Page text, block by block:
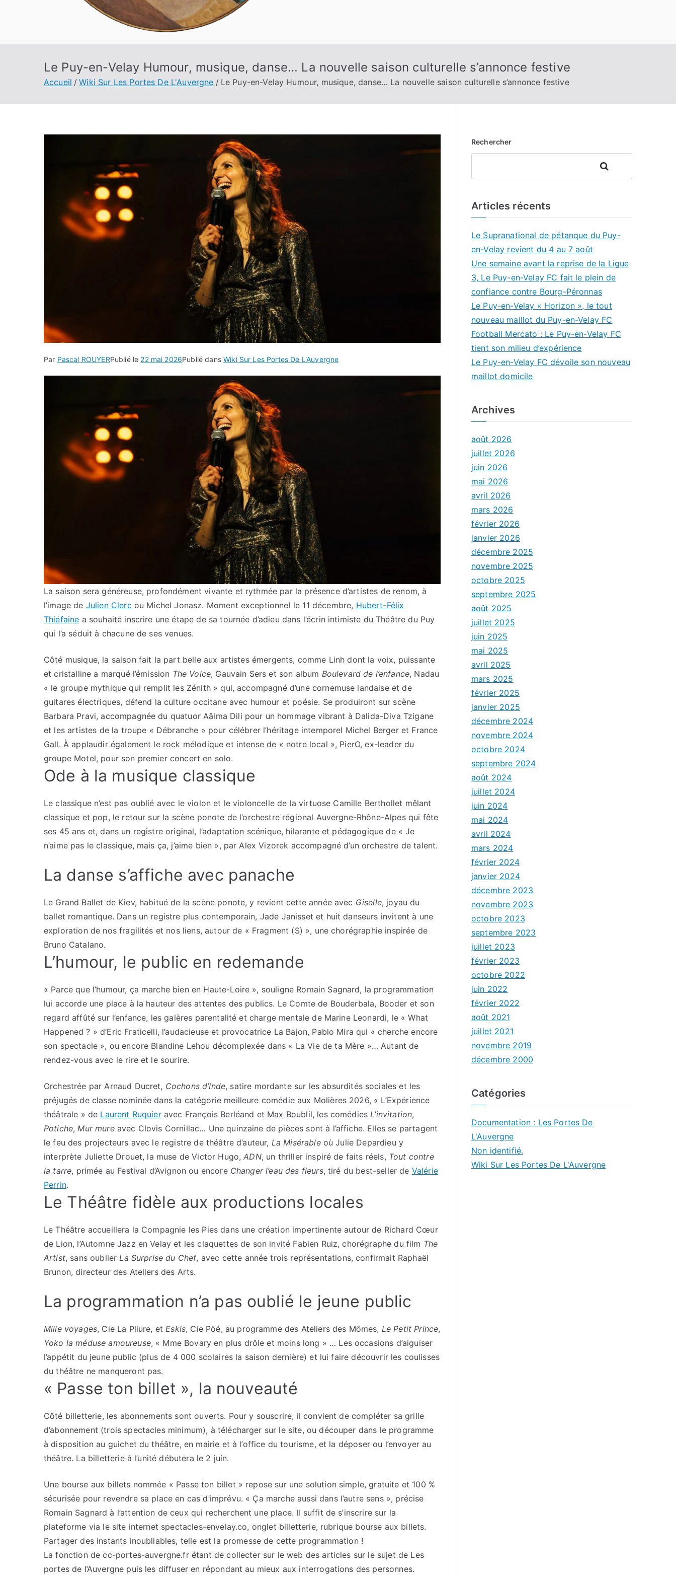
Le Puy-en-Velay Humour, musique, danse… La nouvelle saison culturelle s’annonce festive
Accueil Wiki Sur Les Portes De L'Auvergne Le Puy-en-Velay Humour, musique, danse… La nouvelle saison culturelle s’annonce festive
Par Pascal ROUYERPublié le 22 mai 2026Publié dansWiki Sur Les Portes De L'Auvergne
La saison sera généreuse, profondément vivante et rythmée par la présence d’artistes de renom, à
l’image de Julien Clerc ou Michel Jonasz. Moment exceptionnel le 11 décembre, Hubert-Félix
Thiéfaine a souhaité inscrire une étape de sa tournée d’adieu dans l’écrin intimiste du Théâtre du Puy
qui l’a séduit à chacune de ses venues.
Côté musique, la saison fait la part belle aux artistes émergents, comme Linh dont la voix, puissante
et cristalline a marqué l’émission The Voice, Gauvain Sers et son album Boulevard de l’enfance, Nadau
« le groupe mythique qui remplit les Zénith » qui, accompagné d’une cornemuse landaise et de
guitares électriques, défend la culture occitane avec humour et poésie. Se produiront sur scène
Barbara Pravi, accompagnée du quatuor Aâlma Dili pour un hommage vibrant à Dalida-Diva Tzigane
et les artistes de la troupe « Débranche » pour célébrer l’héritage intemporel Michel Berger et France
Gall. À applaudir également le rock mélodique et intense de « notre local », PierO, ex-leader du
groupe Motel, pour son premier concert en solo.
Ode à la musique classique
Le classique n’est pas oublié avec le violon et le violoncelle de la virtuose Camille Berthollet mêlant
classique et pop, le retour sur la scène ponote de l’orchestre régional Auvergne-Rhône-Alpes qui fête
ses 45 ans et, dans un registre original, l’adaptation scénique, hilarante et pédagogique de « Je
n’aime pas le classique, mais ça, j’aime bien », par Alex Vizorek accompagné d’un orchestre de talent.
La danse s’affiche avec panache
Le Grand Ballet de Kiev, habitué de la scène ponote, y revient cette année avec Giselle, joyau du
ballet romantique. Dans un registre plus contemporain, Jade Janisset et huit danseurs invitent à une
exploration de nos fragilités et nos liens, autour de « Fragment (S) », une chorégraphie inspirée de
Bruno Catalano.
L’humour, le public en redemande
« Parce que l’humour, ça marche bien en Haute-Loire », souligne Romain Sagnard, la programmation
lui accorde une place à la hauteur des attentes des publics. Le Comte de Bouderbala, Booder et son
regard affûté sur l’enfance, les galères parentalité et charge mentale de Marine Leonardi, le « What
Happened ? » d’Eric Fraticelli, l’audacieuse et provocatrice La Bajon, Pablo Mira qui « cherche encore
son spectacle », ou encore Blandine Lehou décomplexée dans « La Vie de ta Mère »… Autant de
rendez-vous avec le rire et le sourire.
Orchestrée par Arnaud Ducret, Cochons d’Inde, satire mordante sur les absurdités sociales et les
préjugés de classe nominée dans la catégorie meilleure comédie aux Molières 2026, « L’Expérience
théâtrale » de Laurent Ruquieravec François Berléand et Max Boublil, les comédiesL’invitation,
Potiche,Mur mureavec Clovis Cornillac… Une quinzaine de pièces sont à l’affiche. Elles se partagent
le feu des projecteurs avec le registre de théâtre d’auteur, La Misérableoù Julie Depardieu y
interprète Juliette Drouet, la muse de Victor Hugo,ADN, un thriller inspiré de faits réels, Tout contre
la tarre, primée au Festival d’Avignon ou encore Changer l’eau des fleurs, tiré du best-seller de Valérie
Perrin.
Le Théâtre fidèle aux productions locales
Le Théâtre accueillera la Compagnie les Pies dans une création impertinente autour de Richard Cœur
de Lion, l’Automne Jazz en Velay et les claquettes de son invité Fabien Ruiz, chorégraphe du film The
Artist, sans oublierLa Surprise du Chef, avec cette année trois représentations, confirmait Raphaël
Brunon, directeur des Ateliers des Arts.
La programmation n’a pas oublié le jeune public
Mille voyages, Cie La Pliure, etEskis, Cie Pöé, au programme des Ateliers des Mômes, Le Petit Prince,
Yoko la méduse amoureuse, « Mme Bovary en plus drôle et moins long » … Les occasions d’aiguiser
l’appétit du jeune public (plus de 4 000 scolaires la saison dernière) et lui faire découvrir les coulisses
du théâtre ne manqueront pas.
« Passe ton billet », la nouveauté
Côté billetterie, les abonnements sont ouverts. Pour y souscrire, il convient de compléter sa grille
d’abonnement (trois spectacles minimum), à télécharger sur le site, ou découper dans le programme
à disposition au guichet du théâtre, en mairie et à l’office du tourisme, et la déposer ou l’envoyer au
théâtre. La billetterie à l’unité débutera le 2 juin.
Une bourse aux billets nommée « Passe ton billet » repose sur une solution simple, gratuite et 100 %
sécurisée pour revendre sa place en cas d’imprévu. « Ça marche aussi dans l’autre sens », précise
Romain Sagnard à l’attention de ceux qui recherchent une place. Il suffit de s’inscrire sur la
plateforme via le site internet spectacles-envelay.co, onglet billetterie, rubrique bourse aux billets.
Partager des instants inoubliables, telle est la promesse de cette programmation !
La fonction de cc-portes-auvergne.fr étant de collecter sur le web des articles sur le sujet de Les
portes de l’Auvergne puis les diffuser en répondant au mieux aux interrogations des personnes.
Rechercher
Rechercher
Articles récents
Le Supranational de pétanque du Puy-
en-Velay revient du 4 au 7 août
Une semaine avant la reprise de la Ligue
3, Le Puy-en-Velay FC fait le plein de
confiance contre Bourg-Péronnas
Le Puy-en-Velay « Horizon », le tout
nouveau maillot du Puy-en-Velay FC
Football Mercato : Le Puy-en-Velay FC
tient son milieu d’expérience
Le Puy-en-Velay FC dévoile son nouveau
maillot domicile
Archives
août 2026
juillet 2026
juin 2026
mai 2026
avril 2026
mars 2026
février 2026
janvier 2026
décembre 2025
novembre 2025
octobre 2025
septembre 2025
août 2025
juillet 2025
juin 2025
mai 2025
avril 2025
mars 2025
février 2025
janvier 2025
décembre 2024
novembre 2024
octobre 2024
septembre 2024
août 2024
juillet 2024
juin 2024
mai 2024
avril 2024
mars 2024
février 2024
janvier 2024
décembre 2023
novembre 2023
octobre 2023
septembre 2023
juillet 2023
février 2023
octobre 2022
juin 2022
février 2022
août 2021
juillet 2021
novembre 2019
décembre 2000
Catégories
Documentation : Les Portes De
L'Auvergne
Non identifié.
Wiki Sur Les Portes De L'Auvergne